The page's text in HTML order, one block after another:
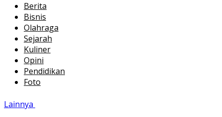
Berita
Bisnis
Olahraga
Sejarah
Kuliner
Opini
Pendidikan
Foto
Lainnya